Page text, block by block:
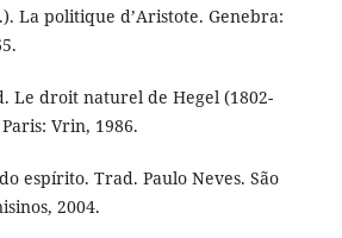
La politique d’Aristote. Genebra:
Le droit naturel de Hegel (1802-
Vrin, 1986.
do espírito. Trad. Paulo Neves. São
2004.